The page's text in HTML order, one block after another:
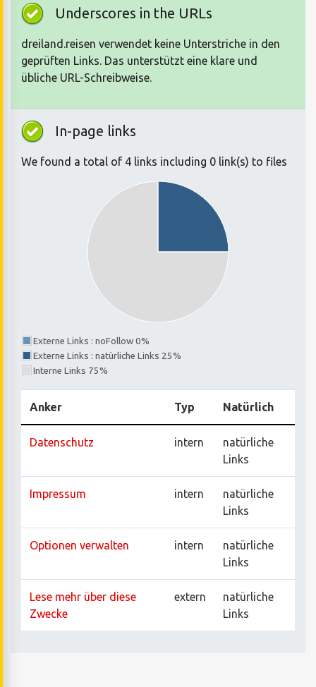
Underscores in the URLs
dreiland.reisen verwendet keine Unterstriche in den
geprüften Links. Das unterstützt eine klare und
übliche URL-Schreibweise.
In-page links
We found a total of 4 links including 0 link(s) to files
Externe Links : noFollow 0%
Externe Links : natürliche Links 25%
Interne Links 75%
Anker Typ Natürlich
Datenschutz intern
natürliche
Links
Impressum intern
natürliche
Links
Optionen verwalten intern
natürliche
Links
Lese mehr über diese
Zwecke
extern
natürliche
Links